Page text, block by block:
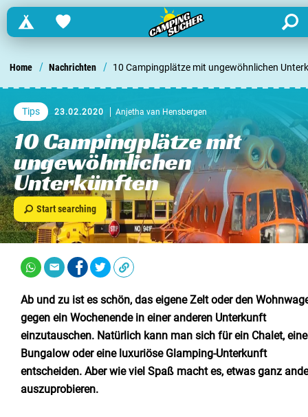
Campings Favorites search
Finden Sie einen Campingplatz in ...
Belgien
Luxemburg
Frankreich
Schweiz
Informationen über ...
Niederlande
Belgien
Luxemburg
Home / Nachrichten / 10 Campingplätze mit ungewöhnlichen
Tips 23.02.2020 Anjetha van Hensbergen
10 Campingplätze mit
ungewöhnlichen
Unterkünften
Start searching
Ab und zu ist es schön, das eigene Zelt oder den
gegen ein Wochenende in einer anderen Unterkunft
einzutauschen. Natürlich kann man sich für ein Chalet,
Bungalow oder eine luxuriöse Glamping-Unterkunft
entscheiden. Aber wie viel Spaß macht es, etwas ganz
auszuprobieren.